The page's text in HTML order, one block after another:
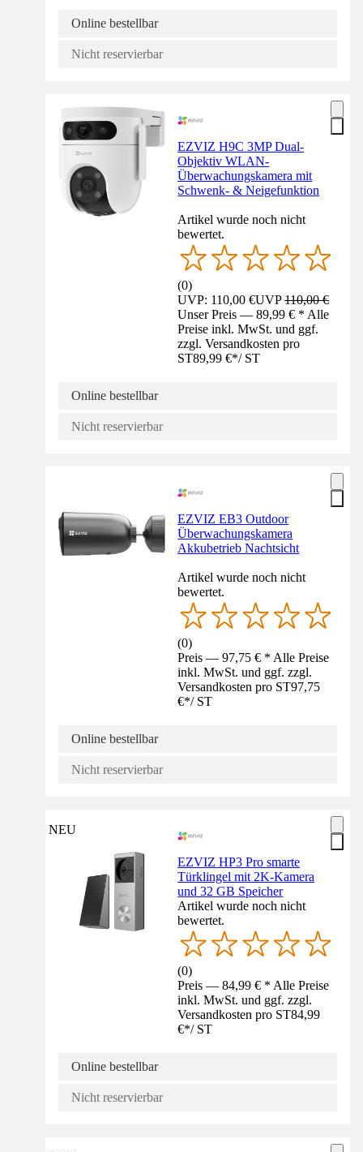
Online bestellbar
Nicht reservierbar
EZVIZ H9C 3MP Dual-
Objektiv WLAN-
Überwachungskamera mit
Schwenk- & Neigefunktion
Artikel wurde noch nicht
bewertet.
(0)
UVP: 110,00 €UVP110,00 €
Unser Preis — 89,99 € * Alle
Preise inkl. MwSt. und ggf.
zzgl. Versandkosten pro
ST89,99 €*/ ST
Online bestellbar
Nicht reservierbar
EZVIZ EB3 Outdoor
Überwachungskamera
Akkubetrieb Nachtsicht
Artikel wurde noch nicht
bewertet.
(0)
Preis — 97,75 € * Alle Preise
inkl. MwSt. und ggf. zzgl.
Versandkosten pro ST97,75
€*/ ST
Online bestellbar
Nicht reservierbar
NEU
EZVIZ HP3 Pro smarte
Türklingel mit 2K-Kamera
und 32 GB Speicher
Artikel wurde noch nicht
bewertet.
(0)
Preis — 84,99 € * Alle Preise
inkl. MwSt. und ggf. zzgl.
Versandkosten pro ST84,99
€*/ ST
Online bestellbar
Nicht reservierbar